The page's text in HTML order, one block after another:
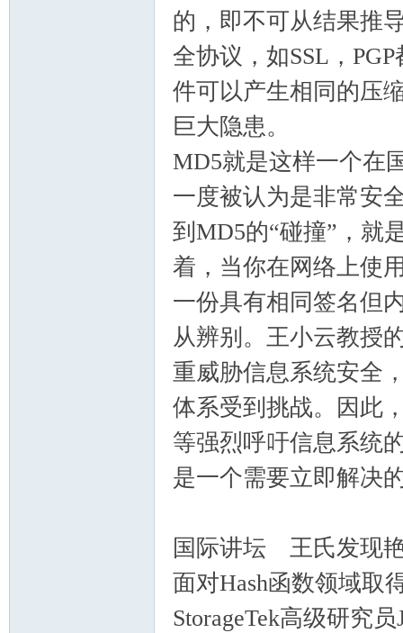
的，即不可从结果推
全协议，如SSL，
件可以产生相同的压
巨大隐患。
MD5就是这样一个在
一度被认为是非常安
到MD5的“碰撞”，就
着，当你在网络上使
一份具有相同签名但
从辨别。王小云教授
重威胁信息系统安全
体系受到挑战。因此
等强烈呼吁信息系统
是一个需要立即解决
国际讲坛 王氏发现
面对Hash函数领域取
StorageTek高级研究